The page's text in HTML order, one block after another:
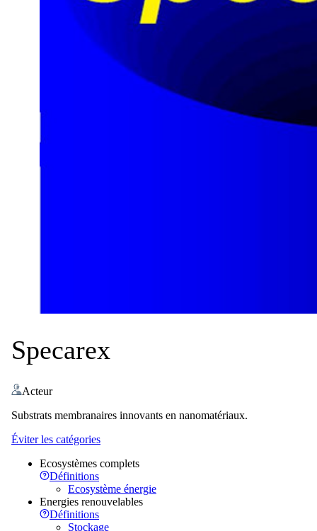
Specarex
Acteur
Substrats membranaires innovants en nanomatériaux.
Éviter les catégories
Ecosystèmes complets
Définitions
Ecosystème énergie
Energies renouvelables
Définitions
Stockage